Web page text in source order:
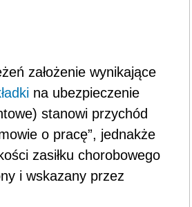
założenie wynikające
na ubezpieczenie
stanowi przychód
o pracę”, jednakże
zasiłku chorobowego
i wskazany przez